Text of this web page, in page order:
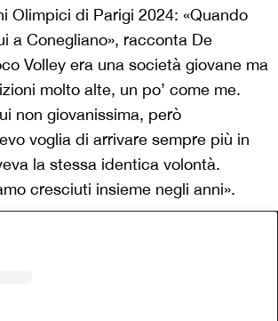
Olimpici di Parigi 2024: «Quando
a Conegliano», racconta De
Volley era una società giovane ma
molto alte, un po’ come me.
non giovanissima, però
voglia di arrivare sempre più in
la stessa identica volontà.
cresciuti insieme negli anni».